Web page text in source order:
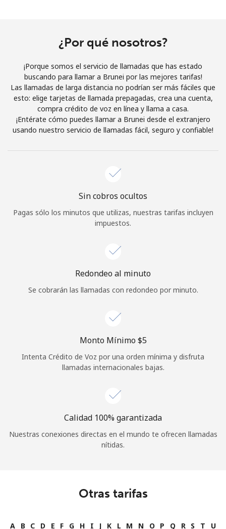
Únete
¡Hola!
Inicia sesión oREGÍSTRATE →
¿Olvidaste tu contraseña? →
o
Continuar con
¿Por qué nosotros?
¡Porque somos el servicio de llamadas que has estado
buscando para llamar a Brunei por las mejores tarifas!
Las llamadas de larga distancia no podrían ser más fáciles que
esto: elige tarjetas de llamada prepagadas, crea una cuenta,
compra crédito de voz en línea y llama a casa.
¡Entérate cómo puedes llamar a Brunei desde el extranjero
usando nuestro servicio de llamadas fácil, seguro y confiable!
Sin cobros ocultos
Pagas sólo los minutos que utilizas, nuestras tarifas incluyen
impuestos.
Redondeo al minuto
Se cobrarán las llamadas con redondeo por minuto.
Monto Mínimo ⁦$5⁩
Intenta Crédito de Voz por una orden mínima y disfruta
llamadas internacionales bajas.
Calidad 100% garantizada
Nuestras conexiones directas en el mundo te ofrecen llamadas
nítidas.
Otras tarifas
A B C D E F G H I J K L M N O P Q R S T
U